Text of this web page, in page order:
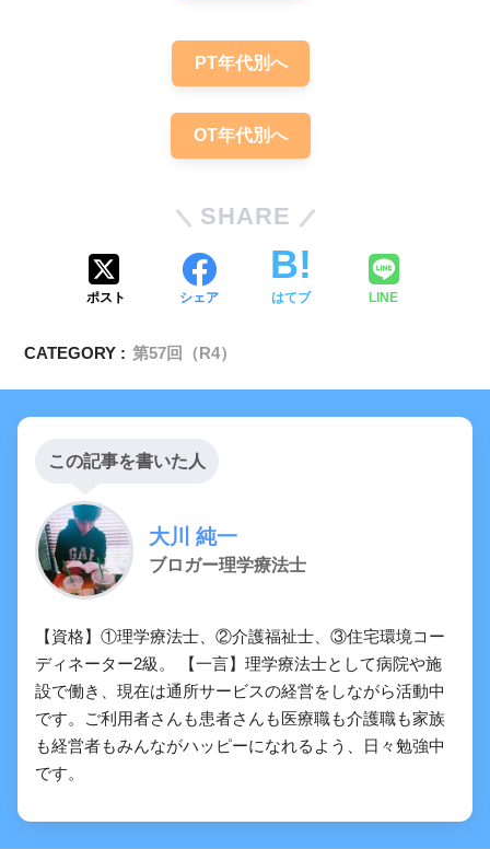
PT年代別へ
OT年代別へ
SHARE
ポスト シェア はてブ LINE
CATEGORY : 第57回（R4）
この記事を書いた人
大川 純一
ブロガー理学療法士
【資格】①理学療法士、②介護福祉士、③住宅環境コー
ディネーター2級。 【一言】理学療法士として病院や施
設で働き、現在は通所サービスの経営をしながら活動中
です。ご利用者さんも患者さんも医療職も介護職も家族
も経営者もみんながハッピーになれるよう、日々勉強中
です。